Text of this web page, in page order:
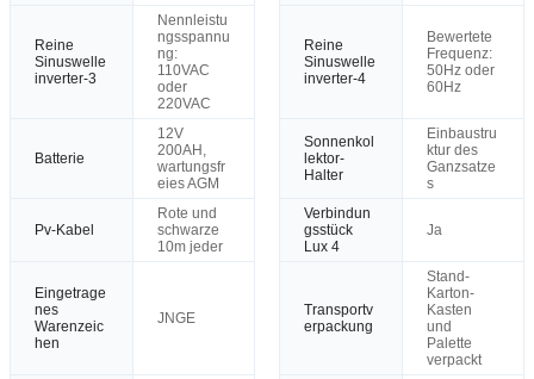
Reine
Sinuswelle
inverter-3
Nennleistu
ngsspannu
ng:
110VAC
oder
220VAC
Reine
Sinuswelle
inverter-4
Bewertete
Frequenz:
50Hz oder
60Hz
Batterie
12V
200AH,
wartungsfr
eies AGM
Sonnenkol
lektor-
Halter
Einbaustru
ktur des
Ganzsatze
s
Pv-Kabel
Rote und
schwarze
10m jeder
Verbindun
gsstück
Lux 4
Ja
Eingetrage
nes
Warenzeic
hen
JNGE
Transportv
erpackung
Stand-
Karton-
Kasten
und
Palette
verpackt